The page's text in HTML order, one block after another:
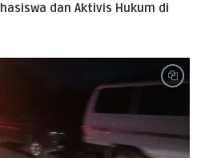
dan Aktivis Hukum di